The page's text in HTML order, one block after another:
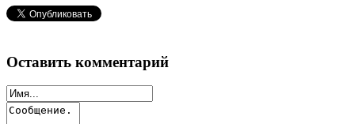
Оставить комментарий